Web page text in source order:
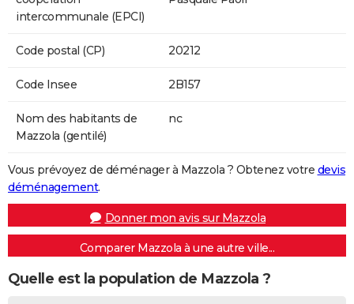
intercommunale (EPCI)
Code postal (CP) 20212
Code Insee 2B157
Nom des habitants de
Mazzola (gentilé)
nc
Vous prévoyez de déménager à Mazzola ? Obtenez votre devis
déménagement.
Donner mon avis sur Mazzola
Comparer Mazzola à une autre ville...
Quelle est la population de Mazzola ?